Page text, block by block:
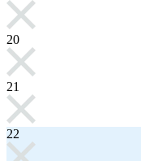
20
21
22